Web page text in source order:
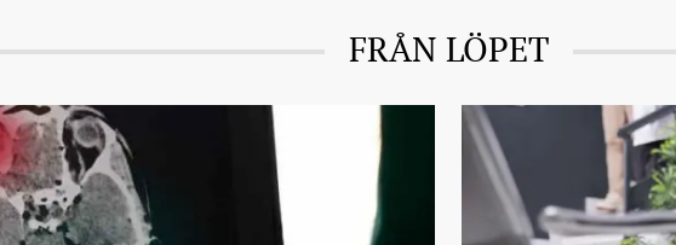
FRÅN LÖPET